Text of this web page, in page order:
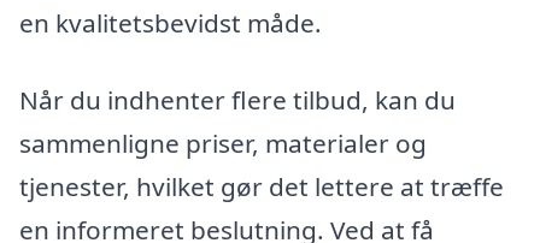
en kvalitetsbevidst måde.
Når du indhenter flere tilbud, kan du
sammenligne priser, materialer og
tjenester, hvilket gør det lettere at træffe
en informeret beslutning. Ved at få